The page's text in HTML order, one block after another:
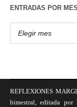
ENTRADAS POR MES
REFLEXIONES
bimestral, editada